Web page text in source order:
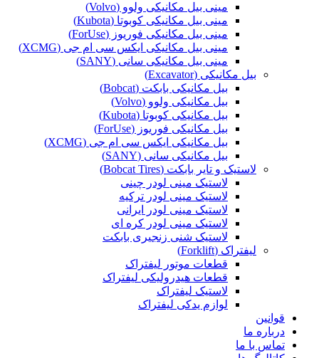
مینی بیل مکانیکی ولوو (Volvo)
مینی بیل مکانیکی کوبوتا (Kubota)
مینی بیل مکانیکی فوریوز (ForUse)
مینی بیل مکانیکی ایکس سی ام جی (XCMG)
مینی بیل مکانیکی سانی (SANY)
بیل مکانیکی (Excavator)
بیل مکانیکی بابکت (Bobcat)
بیل مکانیکی ولوو (Volvo)
بیل مکانیکی کوبوتا (Kubota)
بیل مکانیکی فوریوز (ForUse)
بیل مکانیکی ایکس سی ام جی (XCMG)
بیل مکانیکی سانی (SANY)
لاستیک و تایر بابکت (Bobcat Tires)
لاستیک مینی لودر چینی
لاستیک مینی لودر ترکیه
لاستیک مینی لودر ایرانی
لاستیک مینی لودر کره ای
لاستیک شنی زنجیری بابکت
لیفتراک (Forklift)
قطعات موتور لیفتراک
قطعات هیدرولیکی لیفتراک
لاستیک لیفتراک
لوازم یدکی لیفتراک
قوانین
درباره ما
تماس با ما